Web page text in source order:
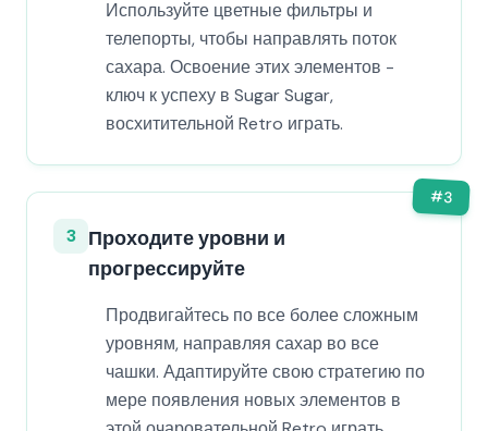
Используйте цветные фильтры и
телепорты, чтобы направлять поток
сахара. Освоение этих элементов -
ключ к успеху в Sugar Sugar,
восхитительной Retro играть.
#3
3 Проходите уровни и
прогрессируйте
Продвигайтесь по все более сложным
уровням, направляя сахар во все
чашки. Адаптируйте свою стратегию по
мере появления новых элементов в